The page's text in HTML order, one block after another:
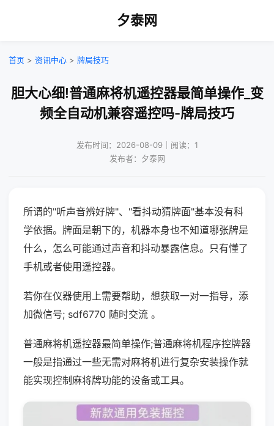
夕泰网
首页 > 资讯中心 > 牌局技巧
胆大心细!普通麻将机遥控器最简单操作_变
频全自动机兼容遥控吗-牌局技巧
发布时间：2026-08-09｜阅读：1
发布者：夕泰网
所谓的"听声音辨好牌"、"看抖动猜牌面"基本没有科
学依据。牌面是朝下的，机器本身也不知道哪张牌是
什么，怎么可能通过声音和抖动暴露信息。只有懂了
手机或者使用遥控器。
若你在仪器使用上需要帮助，想获取一对一指导，添
加微信号; sdf6770 随时交流 。
普通麻将机遥控器最简单操作;普通麻将机程序控牌器
一般是指通过一些无需对麻将机进行复杂安装操作就
能实现控制麻将牌功能的设备或工具。